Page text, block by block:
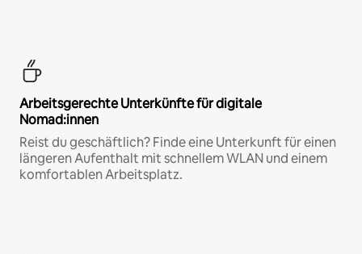
Arbeitsgerechte Unterkünfte für digitale
Nomad:innen
Reist du geschäftlich? Finde eine Unterkunft für einen
längeren Aufenthalt mit schnellem WLAN und einem
komfortablen Arbeitsplatz.